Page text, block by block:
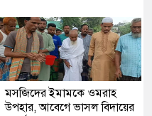
মসজিদের ইমামকে ওমরাহ
উপহার, আবেগে ভাসল বিদায়ের